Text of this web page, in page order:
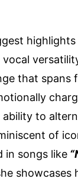
vocal
that spans
ability to
of
in songs like
showcases